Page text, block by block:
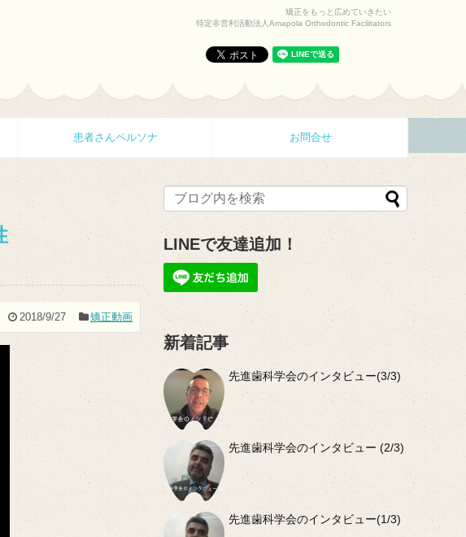
矯正をもっと広めていきたい
特定非営利活動法人Amapola Orthodontic Facilitators
患者さんペルソナ お問合せ
2018/9/27 矯正動画
LINEで友達追加！
新着記事
先進歯科学会のインタビュー(3/3)
先進歯科学会のインタビュー (2/3)
先進歯科学会のインタビュー(1/3)